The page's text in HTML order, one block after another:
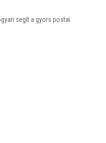
segít a gyors postai